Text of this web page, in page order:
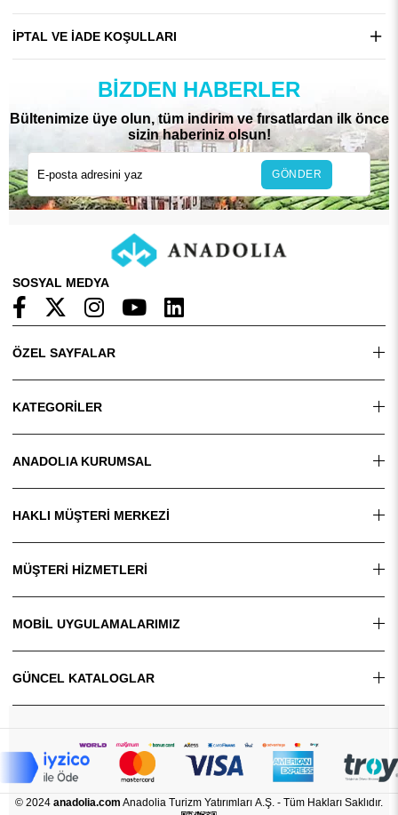
İPTAL VE İADE KOŞULLARI
BIZDEN HABERLER
Bültenimize üye olun, tüm indirim ve fırsatlardan ilk önce
sizin haberiniz olsun!
GÖNDER
SOSYAL MEDYA
ÖZEL SAYFALAR
KATEGORİLER
ANADOLIA KURUMSAL
HAKLI MÜŞTERİ MERKEZİ
MÜŞTERİ HİZMETLERİ
MOBİL UYGULAMALARIMIZ
GÜNCEL KATALOGLAR
© 2024 anadolia.com Anadolia Turizm Yatırımları A.Ş. - Tüm Hakları Saklıdır.